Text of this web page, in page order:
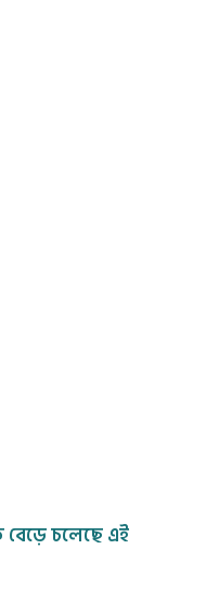
বেড়ে চলেছে এই